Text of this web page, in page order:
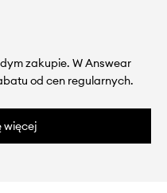
zakupie. W Answear
od cen regularnych.
więcej